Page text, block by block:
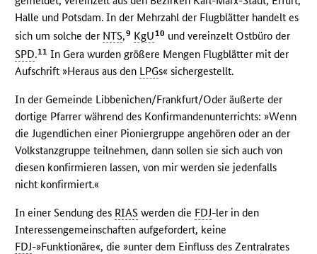
Halle und Potsdam. In der Mehrzahl der Flugblätter handelt es
sich um solche der NTS,9 KgU10 und vereinzelt Ostbüro der
SPD.11 In Gera wurden größere Mengen Flugblätter mit der
Aufschrift »Heraus aus den LPGs« sichergestellt.
In der Gemeinde Libbenichen/Frankfurt/Oder äußerte der
dortige Pfarrer während des Konfirmandenunterrichts: »Wenn
die Jugendlichen einer Pioniergruppe angehören oder an der
Volkstanzgruppe teilnehmen, dann sollen sie sich auch von
diesen konfirmieren lassen, von mir werden sie jedenfalls
nicht konfirmiert.«
In einer Sendung des RIAS werden die FDJ-ler in den
Interessengemeinschaften aufgefordert, keine
FDJ-»Funktionäre«, die »unter dem Einfluss des Zentralrates